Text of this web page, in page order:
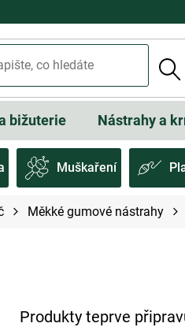
bižuterie Nástrahy a
Muškaření
Měkké gumové nástrahy
Produkty teprve